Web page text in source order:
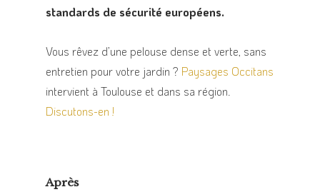
standards de sécurité européens.
Vous rêvez d’une pelouse dense et verte, sans
entretien pour votre jardin ? Paysages Occitans
intervient à Toulouse et dans sa région.
Discutons-en !
Après